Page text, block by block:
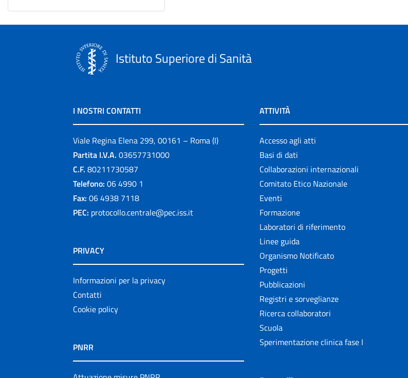
Istituto Superiore di Sanità
I NOSTRI CONTATTI
Viale Regina Elena 299, 00161 – Roma (I)
Partita I.V.A. 03657731000
C.F. 80211730587
Telefono: 06 4990 1
Fax: 06 4938 7118
PEC: protocollo.centrale@pec.iss.it
PRIVACY
Informazioni per la privacy
Contatti
Cookie policy
PNRR
ATTIVITÀ
Accesso agli atti
Basi di dati
Collaborazioni internazionali
Comitato Etico Nazionale
Eventi
Formazione
Laboratori di riferimento
Linee guida
Organismo Notificato
Progetti
Pubblicazioni
Registri e sorveglianze
Ricerca collaboratori
Scuola
Sperimentazione clinica fase I